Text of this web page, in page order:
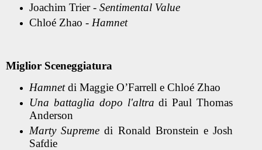
Joachim Trier - Sentimental Value
Chloé Zhao - Hamnet
Miglior Sceneggiatura
Hamnetdi Maggie O’Farrell e Chloé Zhao
Una battaglia dopo l'altra di Paul Thomas
Anderson
Marty Supremedi Ronald Bronstein e Josh
Safdie